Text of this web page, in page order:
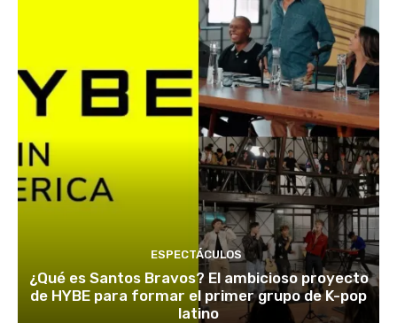
ESPECTÁCULOS
¿Qué es Santos Bravos? El ambicioso proyecto
de HYBE para formar el primer grupo de K-pop
latino